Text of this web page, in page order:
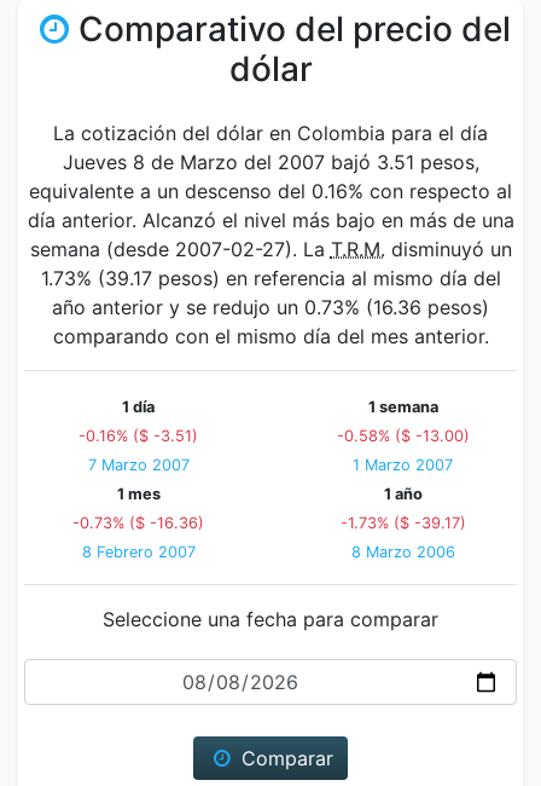
Comparativo del precio del
dólar
La cotización del dólar en Colombia para el día
Jueves 8 de Marzo del 2007 bajó 3.51 pesos,
equivalente a un descenso del 0.16% con respecto al
día anterior. Alcanzó el nivel más bajo en más de una
semana (desde 2007-02-27). La T.R.M. disminuyó un
1.73% (39.17 pesos) en referencia al mismo día del
año anterior y se redujo un 0.73% (16.36 pesos)
comparando con el mismo día del mes anterior.
1 día
-0.16% ($ -3.51)
7 Marzo 2007
1 semana
-0.58% ($ -13.00)
1 Marzo 2007
1 mes
-0.73% ($ -16.36)
8 Febrero 2007
1 año
-1.73% ($ -39.17)
8 Marzo 2006
Seleccione una fecha para comparar
Fecha
Comparar